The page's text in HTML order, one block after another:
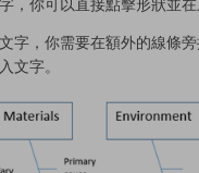
，你可以直接點擊形狀並在
字，你需要在額外的線條旁
文字。